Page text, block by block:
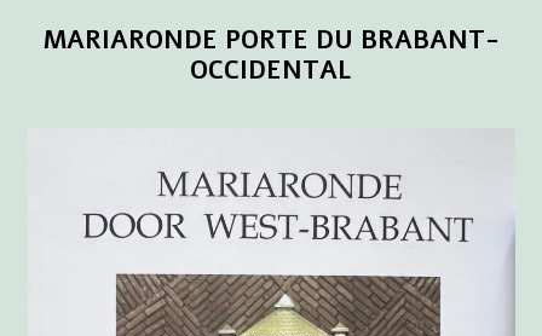
MARIARONDE PORTE DU BRABANT-
OCCIDENTAL